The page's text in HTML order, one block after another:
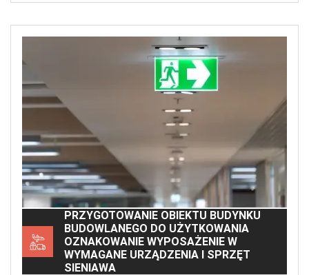
PRZYGOTOWANIE OBIEKTU BUDYNKU
BUDOWLANEGO DO UŻYTKOWANIA
OZNAKOWANIE WYPOSAŻENIE W
WYMAGANE URZĄDZENIA I SPRZĘT
SIENIAWA